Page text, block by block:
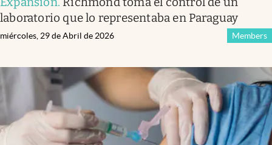
laboratorio que lo representaba en Paraguay
Members
miércoles, 29 de Abril de 2026